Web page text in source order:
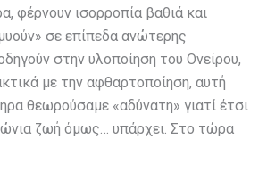
φέρνουν ισορροπία βαθιά και
σε επίπεδα ανώτερης
στην υλοποίηση του Ονείρου,
με την αφθαρτοποίηση, αυτή
θεωρούσαμε «αδύνατη» γιατί έτσι
ζωή όμως… υπάρχει. Στο τώρα